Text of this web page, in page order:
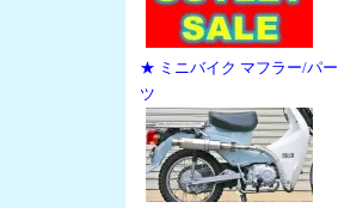
★ ミニバイク マフラー/パー
ツ